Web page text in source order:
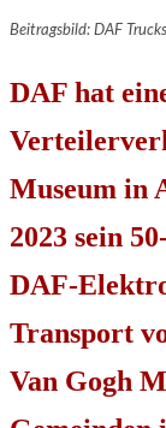
Beitragsbild: DAF Trucks
DAF hat
Museum in
2023 sein
DAF-
Transport
Van Gogh